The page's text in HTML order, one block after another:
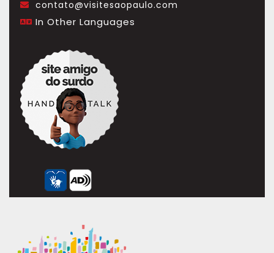
contato@visitesaopaulo.com
In Other Languages